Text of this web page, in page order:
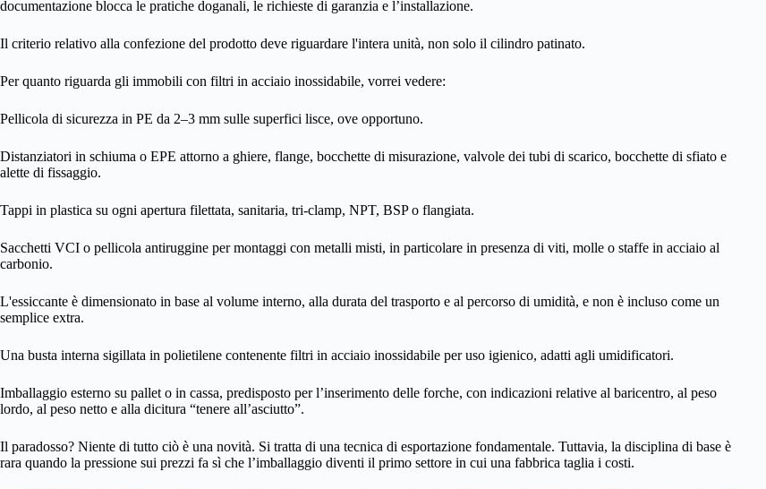
documentazione blocca le pratiche doganali, le richieste di garanzia e l’installazione.
Il criterio relativo alla confezione del prodotto deve riguardare l'intera unità, non solo il cilindro patinato.
Per quanto riguarda gli immobili con filtri in acciaio inossidabile, vorrei vedere:
Pellicola di sicurezza in PE da 2–3 mm sulle superfici lisce, ove opportuno.
Distanziatori in schiuma o EPE attorno a ghiere, flange, bocchette di misurazione, valvole dei tubi di scarico, bocchette di sfiato e
alette di fissaggio.
Tappi in plastica su ogni apertura filettata, sanitaria, tri-clamp, NPT, BSP o flangiata.
Sacchetti VCI o pellicola antiruggine per montaggi con metalli misti, in particolare in presenza di viti, molle o staffe in acciaio al
carbonio.
L'essiccante è dimensionato in base al volume interno, alla durata del trasporto e al percorso di umidità, e non è incluso come un
semplice extra.
Una busta interna sigillata in polietilene contenente filtri in acciaio inossidabile per uso igienico, adatti agli umidificatori.
Imballaggio esterno su pallet o in cassa, predisposto per l’inserimento delle forche, con indicazioni relative al baricentro, al peso
lordo, al peso netto e alla dicitura “tenere all’asciutto”.
Il paradosso? Niente di tutto ciò è una novità. Si tratta di una tecnica di esportazione fondamentale. Tuttavia, la disciplina di base è
rara quando la pressione sui prezzi fa sì che l’imballaggio diventi il primo settore in cui una fabbrica taglia i costi.